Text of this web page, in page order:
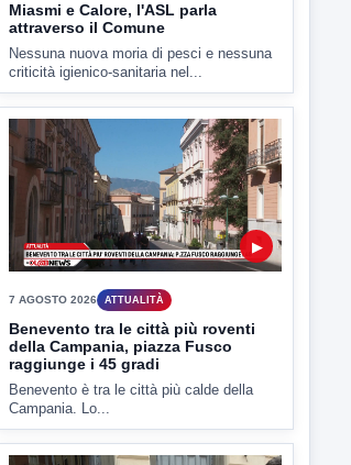
▶
7 AGOSTO 2026 ATTUALITÀ
Benevento tra le città più roventi
della Campania, piazza Fusco
Benevento è tra le città più calde della
Campania. Lo...